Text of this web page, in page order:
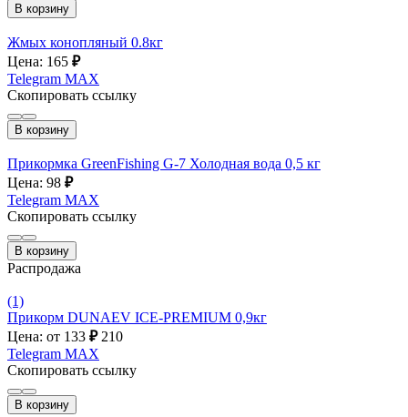
В корзину
Жмых конопляный 0.8кг
Цена: 165 ₽
Telegram MAX
Скопировать ссылку
В корзину
Прикормка GreenFishing G-7 Холодная вода 0,5 кг
Цена: 98 ₽
Telegram MAX
Скопировать ссылку
В корзину
Распродажа
(1)
Прикорм DUNAEV ICE-PREMIUM 0,9кг
Цена: от 133 ₽ 210
Telegram MAX
Скопировать ссылку
В корзину